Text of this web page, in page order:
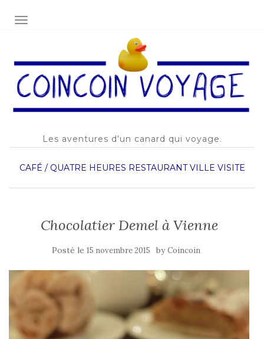
AFFICHER/MASQUER LA NAVIGATION
Les aventures d'un canard qui voyage.
CAFÉ / QUATRE HEURES RESTAURANT VILLE VISITE
Chocolatier Demel à Vienne
Posté le 15 novembre 2015 byCoincoin